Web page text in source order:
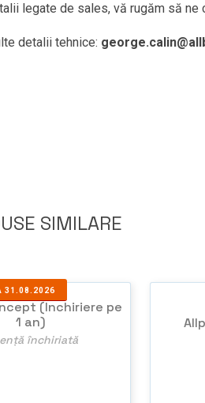
legate de sales, vă rugăm să ne
detalii tehnice:
SIMILARE
31.08.2026
(Inchiriere pe
1 an)
închiriată